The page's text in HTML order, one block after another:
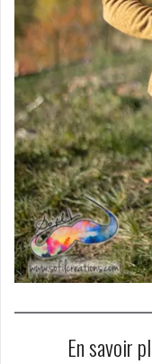
En savoir